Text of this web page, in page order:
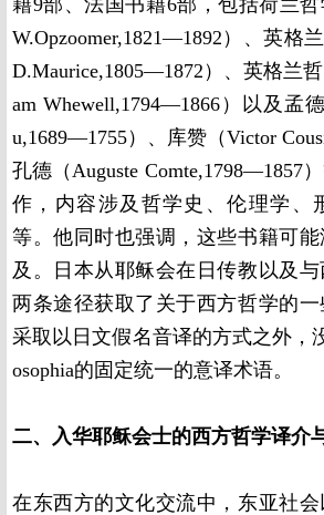
籍9部、法国书籍6部，包括荷兰
W.Opzoomer,1821—1892）、英格
D.Maurice,1805—1872）、英格兰
am Whewell,1794—1866）以及孟
u,1689—1755）、库赞（Victor
孔德（Auguste Comte,1798—1857
作，内容涉及哲学史、伦理学、
等。他同时也强调，这些书籍可
及。日本从耶稣会在日传教以及
两条途径获取了关于西方哲学的
采取以日文假名音译的方式之外，
osophia的固定统一的意译术语。
二、入华耶稣会士的西方哲学译介
在东西方的文化交流中，东亚社